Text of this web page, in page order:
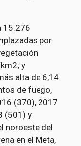
15.276
por
y
alta de 6,14
de fuego,
(370), 2017
(501) y
noroeste del
en el Meta,